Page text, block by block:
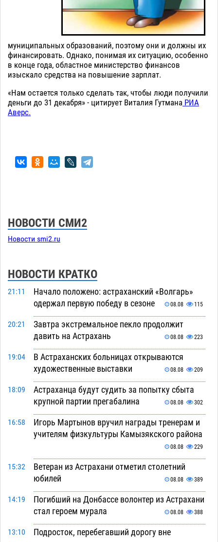
муниципальных образований, поэтому они и должны их
финансировать. Однако, понимая их ситуацию, особенно
в конце года, областное министерство финансов
изыскало средства на повышение зарплат.
«Нам остается только сделать так, чтобы люди получили
деньги до 31 декабря» - цитирует Виталия Гутмана РИА
Аверс.
НОВОСТИ СМИ2
Новости smi2.ru
НОВОСТИ КРАТКО
21:11
Начало положено: астраханский «Волгарь»
одержал первую победу в сезоне
08.08 115
20:21
Завтра экстремальное пекло продолжит
давить на Астрахань
08.08 223
19:04
В Астраханских больницах открываются
художественные выставки
08.08 209
18:09
Астраханца будут судить за попытку сбыта
крупной партии прегабалина
08.08 302
16:58
Игорь Мартынов вручил награды тренерам и
учителям физкультуры Камызякского района
08.08 229
15:32
Ветеран из Астрахани отметил столетний
юбилей
08.08 389
14:19
Погибший на Донбассе волонтер из Астрахани
стал героем мурала
08.08 388
13:10
Подросток, перебегавший дорогу вне